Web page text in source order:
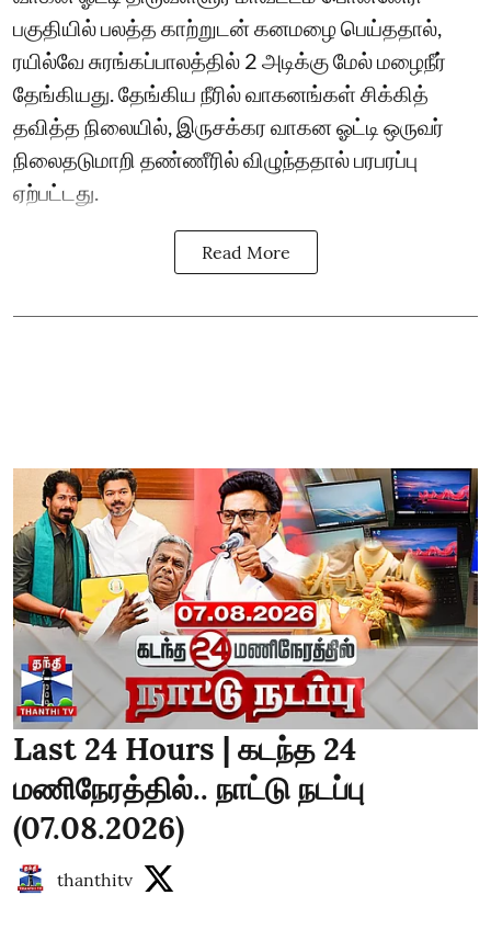
பகுதியில் பலத்த காற்றுடன் கனமழை பெய்ததால்,
ரயில்வே சுரங்கப்பாலத்தில் 2 அடிக்கு மேல் மழைநீர்
தேங்கியது. தேங்கிய நீரில் வாகனங்கள் சிக்கித்
தவித்த நிலையில், இருசக்கர வாகன ஓட்டி ஒருவர்
நிலைதடுமாறி தண்ணீரில் விழுந்ததால் பரபரப்பு
ஏற்பட்டது.
Read More
Last 24 Hours | கடந்த 24
மணிநேரத்தில்.. நாட்டு நடப்பு
(07.08.2026)
thanthitv